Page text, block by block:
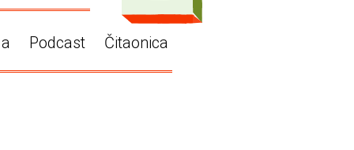
Podcast Čitaonica